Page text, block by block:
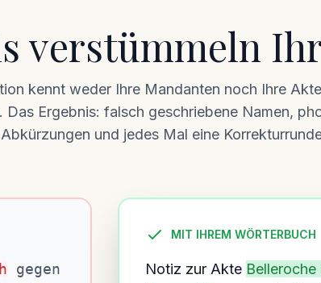
verstümmeln
kennt weder Ihre Mandanten noch Ihre
Das Ergebnis: falsch geschriebene Namen,
und jedes Mal eine
gegen
MIT IHREM WÖRTERBUCH
Notiz zur Akte Belleroche